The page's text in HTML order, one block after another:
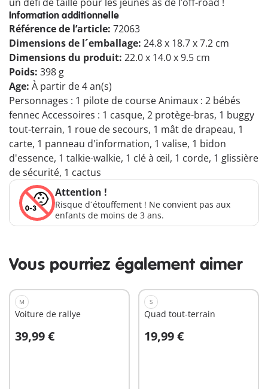
Information additionnelle
Référence de l’article: 72063
Dimensions de l´emballage: 24.8 x 18.7 x 7.2 cm
Dimensions du produit: 22.0 x 14.0 x 9.5 cm
Poids: 398 g
Age: À partir de 4 an(s)
Personnages : 1 pilote de course Animaux : 2 bébés
fennec Accessoires : 1 casque, 2 protège-bras, 1 buggy
tout-terrain, 1 roue de secours, 1 mât de drapeau, 1
carte, 1 panneau d'information, 1 valise, 1 bidon
d'essence, 1 talkie-walkie, 1 clé à œil, 1 corde, 1 glissière
de sécurité, 1 cactus
Attention !
Risque d´étouffement ! Ne convient pas aux
enfants de moins de 3 ans.
Vous pourriez également aimer
M
Voiture de rallye
39,99 €
Au panier
S
Quad tout-terrain
19,99 €
Au panier